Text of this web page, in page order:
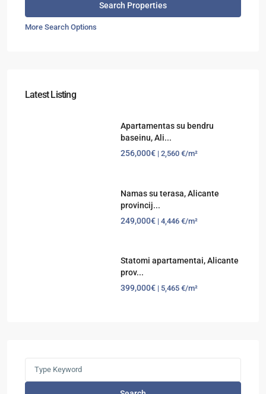
More Search Options
Latest Listing
Apartamentas su bendru
baseinu, Ali...
256,000€ | 2,560 €/m²
Namas su terasa, Alicante
provincij...
249,000€ | 4,446 €/m²
Statomi apartamentai, Alicante
prov...
399,000€ | 5,465 €/m²